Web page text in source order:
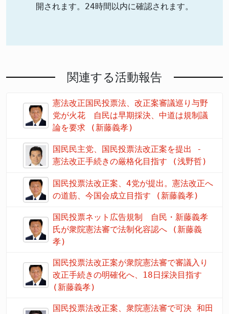
開されます。24時間以内に確認されます。
関連する活動報告
憲法改正国民投票法、改正案審議巡り与野
党が火花 自民は早期採決、中道は規制議
論を要求 (新藤義孝)
国民民主党、国民投票法改正案を提出 -
憲法改正手続きの厳格化目指す (浅野哲)
国民投票法改正案、4党が提出。憲法改正へ
の道筋、今国会成立目指す (新藤義孝)
国民投票ネット広告規制 自民・新藤義孝
氏が衆院憲法審で法制化容認へ (新藤義
孝)
国民投票法改正案が衆院憲法審で審議入り
改正手続きの明確化へ、18日採決目指す
(新藤義孝)
国民投票法改正案、衆院憲法審で可決 和田